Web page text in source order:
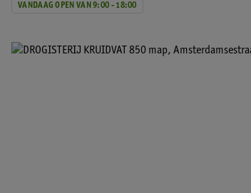
VANDAAG OPEN VAN 9:00 - 18:00